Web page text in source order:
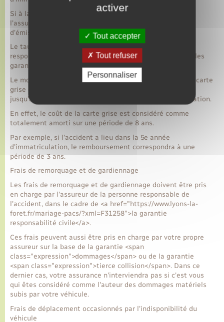
Si à la suite d'un accident votre voiture est irréparable,
l'assurance peut vous rembourser une partie des frais
d'émission de la carte grise.
Le taux de remboursement varie selon votre niveau de
responsabilité dans la survenance de l'accident et selon les
garanties prévues dans votre contrat.
Le montant remboursé est en général égal au coût de la carte
grise du véhicule détruit, pour la période restant à courir
jusqu'à la 8<Exposant>e</Exposant> année d'immatriculation.
En effet, le coût de la carte grise est considéré comme
totalement amorti sur une période de 8 ans.
Par exemple, si l'accident a lieu dans la 5e année
d'immatriculation, le remboursement correspondra à une
période de 3 ans.
Frais de remorquage et de gardiennage
Les frais de remorquage et de gardiennage doivent être pris
en charge par l'assureur de la personne responsable de
l'accident, dans le cadre de <a href="https://www.lyons-la-
foret.fr/mariage-pacs/?xml=F31258">la garantie
responsabilité civile</a>.
Ces frais peuvent aussi être pris en charge par votre propre
assureur sur la base de la garantie <span
class="expression">dommages</span> ou de la garantie
<span class="expression">tierce collision</span>. Dans ce
dernier cas, votre assurance n'interviendra pas si c'est vous
qui êtes considéré comme l'auteur des dommages matériels
subis par votre véhicule.
Frais de déplacement occasionnés par l'indisponibilité du
véhicule
activer
Tout accepter
Tout refuser
Personnaliser